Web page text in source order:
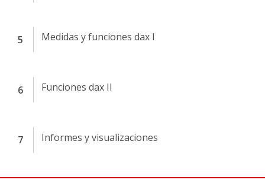
Medidas y funciones dax I
Funciones dax II
Informes y visualizaciones